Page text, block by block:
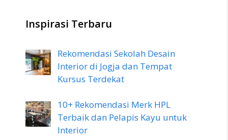
Inspirasi Terbaru
Rekomendasi Sekolah Desain
Interior di Jogja dan Tempat
Kursus Terdekat
10+ Rekomendasi Merk HPL
Terbaik dan Pelapis Kayu untuk
Interior